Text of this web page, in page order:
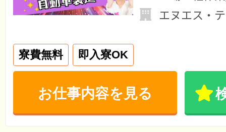
エヌエス・
寮費無料 即入寮OK
お仕事内容を見る